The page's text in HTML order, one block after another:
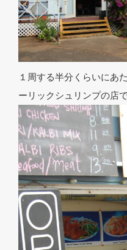
１周する半分くらいにあ
ーリックシュリンプの店